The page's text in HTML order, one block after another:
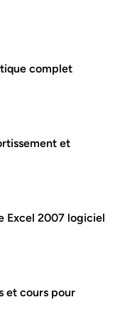
complet
et
Excel 2007 logiciel
et cours pour